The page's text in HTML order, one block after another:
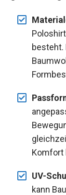
besteht.
Komfort
UV-
kann